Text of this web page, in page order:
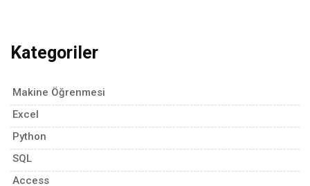
Kategoriler
Makine Öğrenmesi
Excel
Python
SQL
Access